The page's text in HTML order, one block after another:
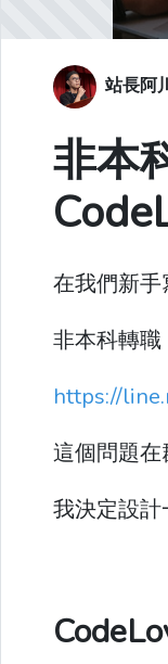
站長阿川
非本
在我們新手
非本科轉職
https://
這個問題在
我決定設計